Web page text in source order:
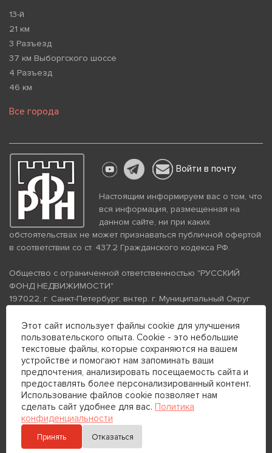
13-й
21 км
3 Разъезд
37 км Выборгского шоссе
4 Разъезд
46 км
Все города
Войти в почту
Настоящим информируем вас о том, что
вся информация, размещенная на
данном сайте, ни при каких
обстоятельствах не может признаваться публичной офертой
в соответствии со ст. 437.2 Гражданского кодекса РФ.
Общество с ограниченной ответственностью "РУССКИЙ
ФОНД НЕДВИЖИМОСТИ"
197022, г. Санкт-Петербург, вн.тер. г. Муниципальный Округ
помещение 26Н, комната 103
ИНН 7813672570 КПП 781301001 ОГРН 1237800058870
Политика конфиденциальности
Политика обработки
персональных данных
Телефон для связи:
+7 (812) 200-99-98
+7 (812) 200-88-89
Этот сайт использует файлы cookie для улучшения
пользовательского опыта. Cookie - это небольшие
текстовые файлы, которые сохраняются на вашем
устройстве и помогают нам запоминать ваши
предпочтения, анализировать посещаемость сайта и
предоставлять более персонализированный контент.
Использование файлов cookie позволяет нам
сделать сайт удобнее для вас. Политика
конфиденциальности
Принять Отказаться